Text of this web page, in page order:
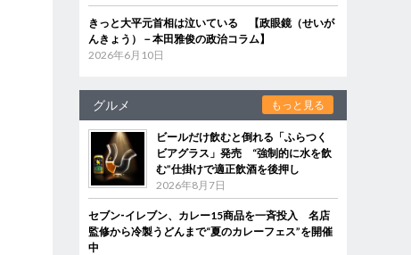
きっと大平元首相は泣いている 【政眼鏡（せいが
んきょう）－本田雅俊の政治コラム】
2026年6月10日
グルメ もっと見る
ビールだけ飲むと倒れる「ふらつく
ビアグラス」発売 “強制的に水を飲
む”仕掛けで適正飲酒を後押し
2026年8月7日
セブン‐イレブン、カレー15商品を一斉投入 名店
監修から冷製うどんまで“夏のカレーフェス”を開催
中